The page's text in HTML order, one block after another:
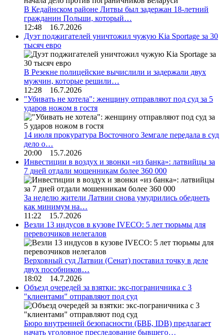
В Кедайнском районе Литвы был задержан 18-летний
гражданин Польши, который…
12:48 16.7.2026
Дуэт поджигателей уничтожил чужую Kia Sportage за 30
тысяч евро
В Резекне полицейские вычислили и задержали двух
мужчин, которые решили…
12:28 16.7.2026
"Убивать не хотела": женщину отправляют под суд за 5
ударов ножом в гостя
14 июля прокуратура Восточного Земгале передала в суд
дело о…
20:00 15.7.2026
Инвестиции в воздух и звонки «из банка»: латвийцы за
7 дней отдали мошенникам более 360 000
За неделю жители Латвии снова умудрились обеднеть
как минимум на…
11:22 15.7.2026
Везли 13 индусов в кузове IVECO: 5 лет тюрьмы для
перевозчиков нелегалов
Верховный суд Латвии (Сенат) поставил точку в деле
двух пособников…
18:02 14.7.2026
Объезд очередей за взятки: экс-пограничника с 3
"клиентами" отправляют под суд
Бюро внутренней безопасности (БВБ, IDB) предлагает
начать уголовное преследование бывшего…